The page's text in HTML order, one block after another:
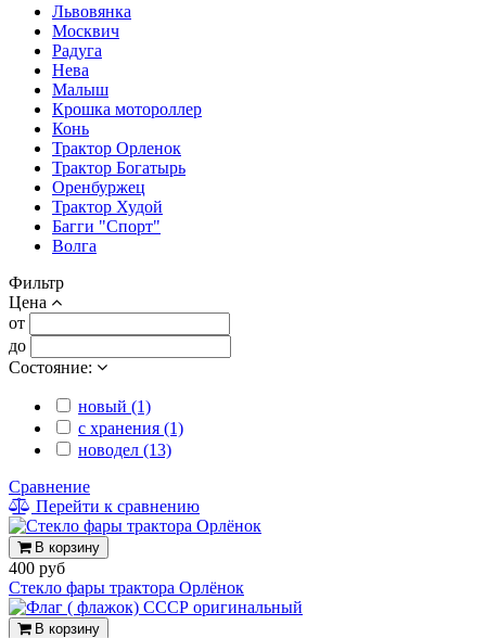
Львовянка
Москвич
Радуга
Нева
Малыш
Крошка мотороллер
Конь
Трактор Орленок
Трактор Богатырь
Оренбуржец
Трактор Худой
Багги "Спорт"
Волга
Фильтр
Цена
от
до
Состояние:
новый (1)
с хранения (1)
новодел (13)
Сравнение
Перейти к сравнению
В корзину
400 руб
Стекло фары трактора Орлёнок
В корзину